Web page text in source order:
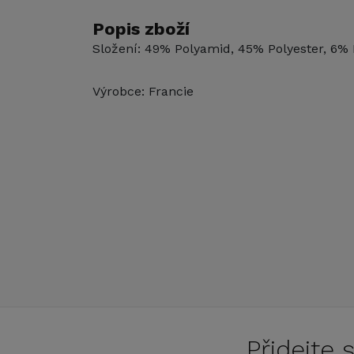
Popis zboží
Složení: 49% Polyamid, 45% Polyester, 6%
Výrobce: Francie